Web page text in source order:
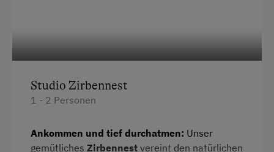
Bettwäsche vorhanden
Brötchenservice
Ferienwohnung ebenerdig
Studio Zirbennest
1 - 2 Personen
Ankommen und tief durchatmen: Unser
gemütliches Zirbennest vereint den natürlichen